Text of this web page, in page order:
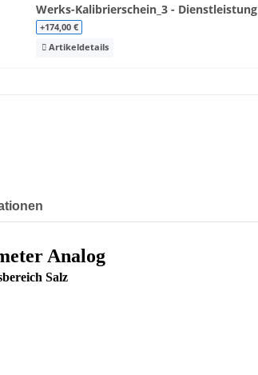
Werks-Kalibrierschein_3 - Dienstleistung
+174,00 €
Artikeldetails
Analog
Salz